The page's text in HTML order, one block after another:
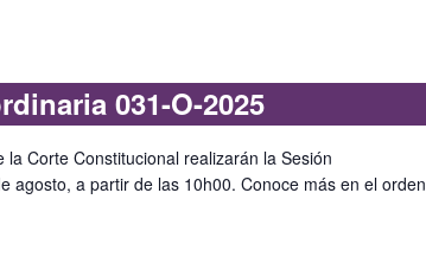
031-O-2025
Corte Constitucional realizarán la Sesión
agosto, a partir de las 10h00. Conoce más en el orden